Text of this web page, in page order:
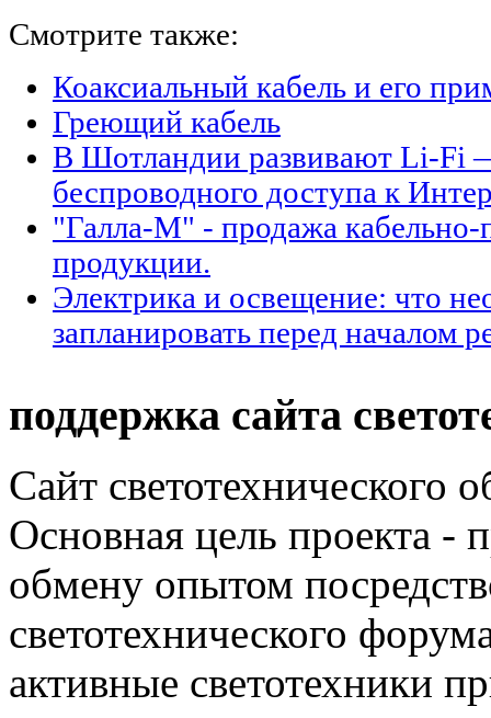
Смотрите также:
Коаксиальный кабель и его
Греющий кабель
В Шотландии развивают Li-Fi
беспроводного доступа к
"Галла-М" - продажа кабельно-
продукции.
Электрика и освещение: что
запланировать перед началом
поддержка сайта
Сайт светотехнического
Основная цель проекта -
обмену опытом
светотехнического
активные светотехники